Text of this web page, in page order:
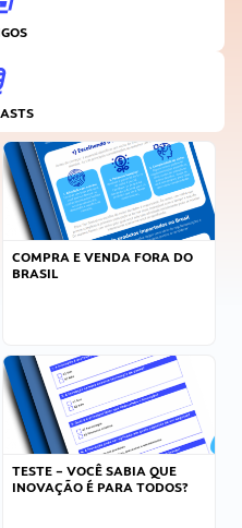
COMPRA E VENDA FORA DO
BRASIL
TESTE – VOCÊ SABIA QUE
INOVAÇÃO É PARA TODOS?